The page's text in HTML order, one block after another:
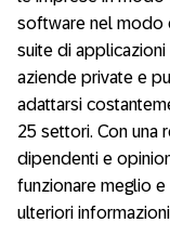
software nel modo
suite di
aziende private e
adattarsi
25 settori. Con una
dipendenti e
funzionare meglio
ulteriori